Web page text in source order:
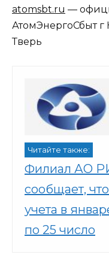
atomsbt.ru —
АтомЭнергоСбыт
Тверь
Читайте также:
Филиал АО
сообщает,
учета в
по 25 число